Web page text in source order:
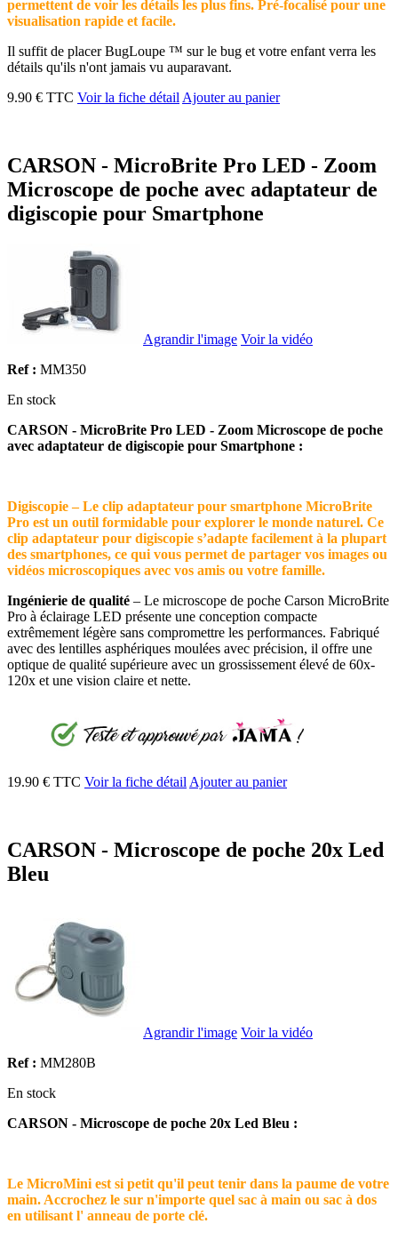
permettent de voir les détails les plus fins. Pré-focalisé pour une
visualisation rapide et facile.
Il suffit de placer BugLoupe ™ sur le bug et votre enfant verra les
détails qu'ils n'ont jamais vu auparavant.
9.90 € TTC Voir la fiche détail Ajouter au panier
CARSON - MicroBrite Pro LED - Zoom
Microscope de poche avec adaptateur de
digiscopie pour Smartphone
Agrandir l'image Voir la vidéo
Ref : MM350
En stock
CARSON - MicroBrite Pro LED - Zoom Microscope de poche
avec adaptateur de digiscopie pour Smartphone :
Digiscopie – Le clip adaptateur pour smartphone MicroBrite
Pro est un outil formidable pour explorer le monde naturel. Ce
clip adaptateur pour digiscopie s’adapte facilement à la plupart
des smartphones, ce qui vous permet de partager vos images ou
vidéos microscopiques avec vos amis ou votre famille.
Ingénierie de qualité – Le microscope de poche Carson MicroBrite
Pro à éclairage LED présente une conception compacte
extrêmement légère sans compromettre les performances. Fabriqué
avec des lentilles asphériques moulées avec précision, il offre une
optique de qualité supérieure avec un grossissement élevé de 60x-
120x et une vision claire et nette.
19.90 € TTC Voir la fiche détailAjouter au panier
CARSON - Microscope de poche 20x Led
Bleu
Agrandir l'image Voir la vidéo
Ref : MM280B
En stock
CARSON - Microscope de poche 20x Led Bleu :
Le MicroMini est si petit qu'il peut tenir dans la paume de votre
main. Accrochez le sur n'importe quel sac à main ou sac à dos
en utilisant l' anneau de porte clé.